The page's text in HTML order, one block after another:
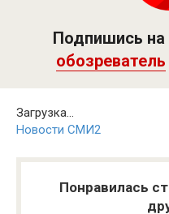
Подпишись на
обозреватель
Загрузка...
Новости СМИ2
Понравилась